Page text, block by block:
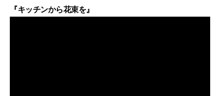
『キッチンから花束を』